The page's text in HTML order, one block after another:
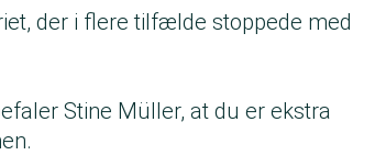
der i flere tilfælde stoppede med
Stine Müller, at du er ekstra